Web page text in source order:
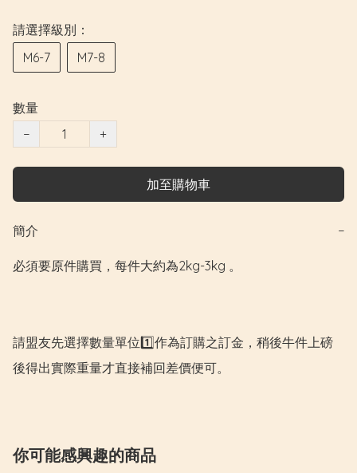
請選擇級別：
M6-7
M7-8
數量
−
+
加至購物車
簡介 −
必須要原件購買，每件大約為2kg-3kg 。
請盟友先選擇數量單位1️⃣作為訂購之訂金，稍後牛件上磅
後得出實際重量才直接補回差價便可。
你可能感興趣的商品